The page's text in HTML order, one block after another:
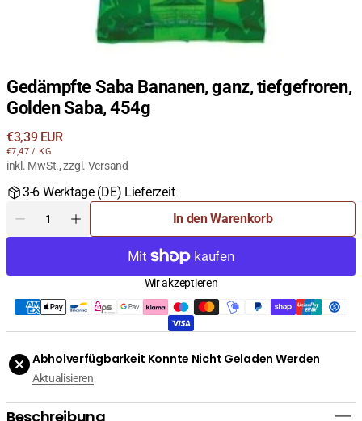
Gedämpfte Saba Bananen, ganz, tiefgefroren,
Golden Saba, 454g
Regulärer
Preis
€3,39 EUR
STÜCKPREIS
€7,47 / PRO
KG
inkl. MwSt., zzgl. Versand
3-6 Werktage (DE) Lieferzeit
Menge
für
ganz,
tiefgefroren,
Golden
454g
verringern
Menge
für
Gedämpfte
ganz,
tiefgefroren,
Golden
454g
erhöhen
In den Warenkorb
Wir akzeptieren
Abholverfügbarkeit Konnte Nicht Geladen Werden
Aktualisieren
Beschreibung